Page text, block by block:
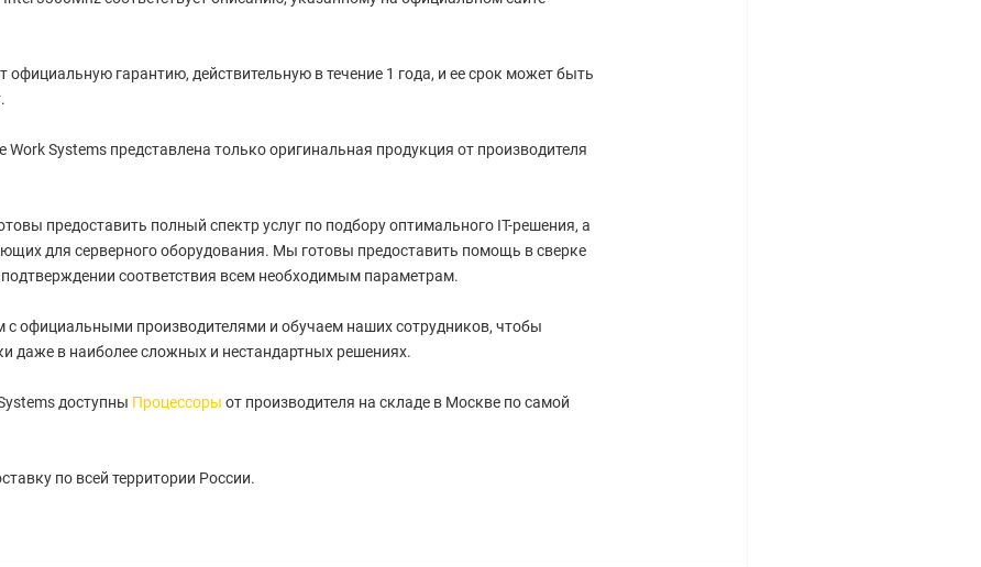
официальную гарантию, действительную в течение 1 года, и ее срок может быть
Work Systems представлена только оригинальная продукция от производителя
предоставить полный спектр услуг по подбору оптимального IT-решения, а
для серверного оборудования. Мы готовы предоставить помощь в сверке
соответствия всем необходимым параметрам.
с официальными производителями и обучаем наших сотрудников, чтобы
даже в наиболее сложных и нестандартных решениях.
доступны Процессоры от производителя на складе в Москве по самой
по всей территории России.